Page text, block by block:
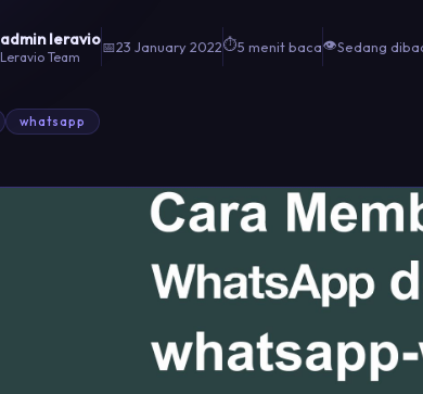
admin leravio
Leravio Team
📅23 January 2022⏱5 menit baca👁Sedang
whatsapp